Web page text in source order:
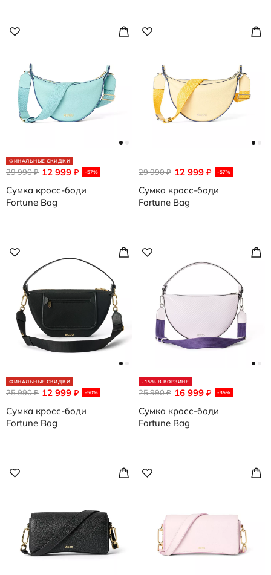
ФИНАЛЬНЫЕ СКИДКИ
12 999 ₽ -57%
29 990₽
Сумка кросс-боди
Fortune Bag
12 999 ₽ -57%
29 990₽
Сумка кросс-боди
Fortune Bag
ФИНАЛЬНЫЕ СКИДКИ
12 999 ₽ -50%
25 990₽
Сумка кросс-боди
Fortune Bag
-15% В КОРЗИНЕ
16 999 ₽ -35%
25 990₽
Сумка кросс-боди
Fortune Bag